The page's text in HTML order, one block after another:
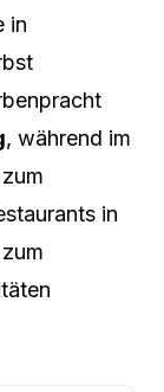
in
, während im
in